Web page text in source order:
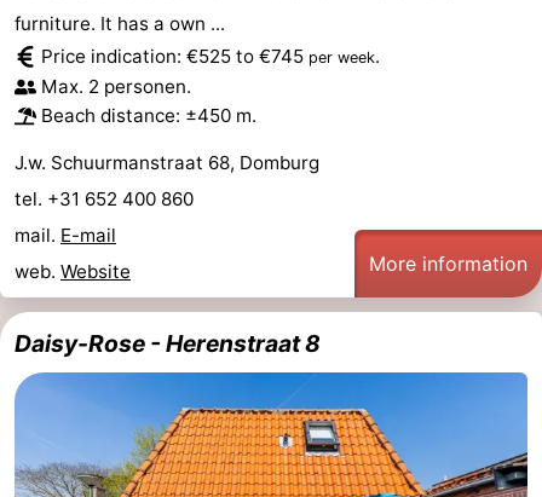
Beach
See
&
-
Monuments
-
Mills
-
Lighthouses
-
Observation
Attractions
furniture. It has a own ...
Price indication: €525 to €745 per week.
Max. 2 personen.
Beach distance: ±450 m.
J.w. Schuurmanstraat 68, Domburg
tel. +31 652 400 860
mail. E-mail
web. Website More information
Daisy-Rose - Herenstraat 8